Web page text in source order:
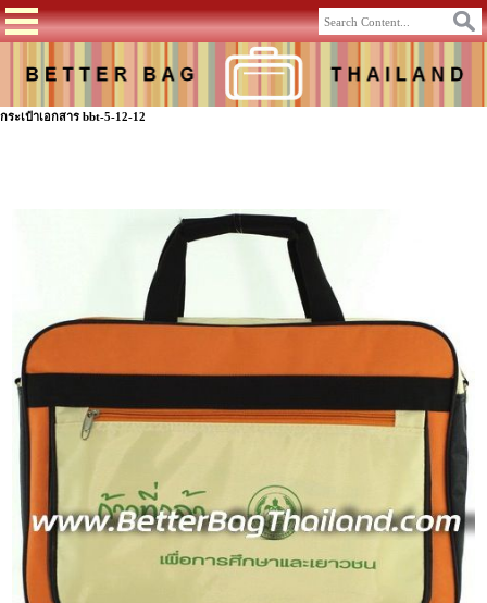
กระเป๋าเอกสาร bbt-5-12-12